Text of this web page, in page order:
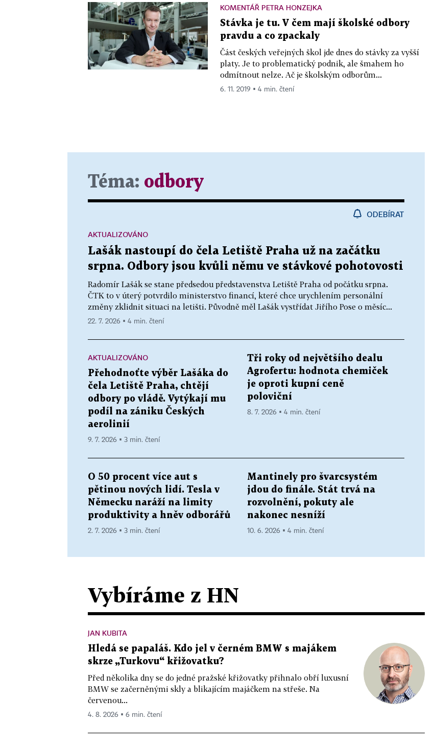
KOMENTÁŘ PETRA HONZEJKA
Stávka je tu. V čem mají školské odbory
pravdu a co zpackaly
Část českých veřejných škol jde dnes do stávky za vyšší
platy. Je to problematický podnik, ale šmahem ho
odmítnout nelze. Ač je školským odborům...
6. 11. 2019 ▪ 4 min. čtení
Téma: odbory
ODEBÍRAT
Lašák nastoupí do čela Letiště Praha už na začátku
srpna. Odbory jsou kvůli němu ve stávkové pohotovosti
Radomír Lašák se stane předsedou představenstva Letiště Praha od počátku srpna.
ČTK to v úterý potvrdilo ministerstvo financí, které chce urychlením personální
změny zklidnit situaci na letišti. Původně měl Lašák vystřídat Jiřího Pose o měsíc...
AKTUALIZOVÁNO
22. 7. 2026 ▪ 4 min. čtení
AKTUALIZOVÁNO
Přehodnoťte výběr Lašáka do
čela Letiště Praha, chtějí
odbory po vládě. Vytýkají mu
podíl na zániku Českých
aerolinií
9. 7. 2026 ▪ 3 min. čtení
Tři roky od největšího dealu
Agrofertu: hodnota chemiček
je oproti kupní ceně
poloviční
8. 7. 2026 ▪ 4 min. čtení
O 50 procent více aut s
pětinou nových lidí. Tesla v
Německu naráží na limity
produktivity a hněv odborářů
2. 7. 2026 ▪ 3 min. čtení
Mantinely pro švarcsystém
jdou do finále. Stát trvá na
rozvolnění, pokuty ale
nakonec nesníží
10. 6. 2026 ▪ 4 min. čtení
Vybíráme z HN
JAN KUBITA
Hledá se papaláš. Kdo jel v černém BMW s majákem
skrze „Turkovu“ křižovatku?
Před několika dny se do jedné pražské křižovatky přihnalo obří luxusní
BMW se začerněnými skly a blikajícím majáčkem na střeše. Na
červenou...
4. 8. 2026 ▪ 6 min. čtení